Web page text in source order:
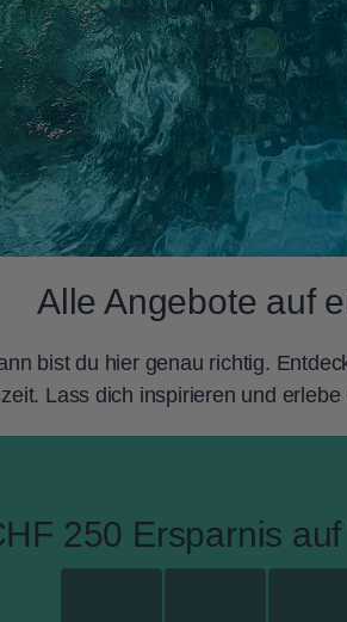
Alle Angebote auf
bist du hier genau richtig.
Lass dich inspirieren und
250 Ersparnis